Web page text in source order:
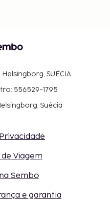
SUÉCIA
556529-1795
Suécia
Viagem
Sembo
e garantia